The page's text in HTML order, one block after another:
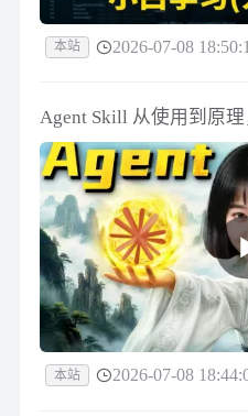
本站 2026-07-08
Agent Skill 从使用到原
本站 2026-07-08